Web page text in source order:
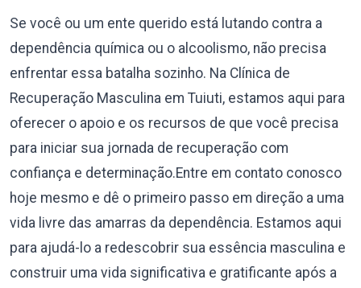
Se você ou um ente querido está lutando contra a
dependência química ou o alcoolismo, não precisa
enfrentar essa batalha sozinho. Na Clínica de
Recuperação Masculina em Tuiuti, estamos aqui para
oferecer o apoio e os recursos de que você precisa
para iniciar sua jornada de recuperação com
confiança e determinação.Entre em contato conosco
hoje mesmo e dê o primeiro passo em direção a uma
vida livre das amarras da dependência. Estamos aqui
para ajudá-lo a redescobrir sua essência masculina e
construir uma vida significativa e gratificante após a